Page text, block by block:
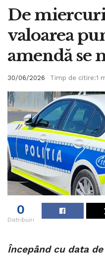
De
valoarea
amendă se
30/06/2026 Timp de citire:1
0
Distribuiri
Începând cu data